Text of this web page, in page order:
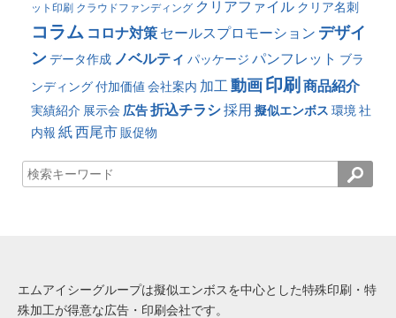
ット印刷 クラウドファンディング クリアファイル クリア名刺
コラム コロナ対策 セールスプロモーション デザイ
ンデータ作成 ノベルティ パッケージ パンフレット ブラ
ンディング付加価値 会社案内 加工動画印刷 商品紹介
実績紹介 展示会 広告折込チラシ採用 擬似エンボス 環境社
内報 紙西尾市販促物
エムアイシーグループは擬似エンボスを中心とした特殊印刷・特
殊加工が得意な広告・印刷会社です。